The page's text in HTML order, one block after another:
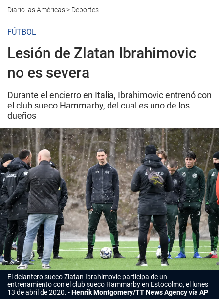
Diario las Américas> Deportes
FÚTBOL
Lesión de Zlatan Ibrahimovic
no es severa
Durante el encierro en Italia, Ibrahimovic entrenó con
el club sueco Hammarby, del cual es uno de los
dueños
El delantero sueco Zlatan Ibrahimovic participa de un
entrenamiento con el club sueco Hammarby en Estocolmo, el lunes
13 de abril de 2020.
Henrik Montgomery/TT News Agency vía AP